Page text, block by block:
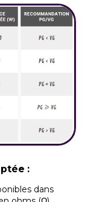
:
dans